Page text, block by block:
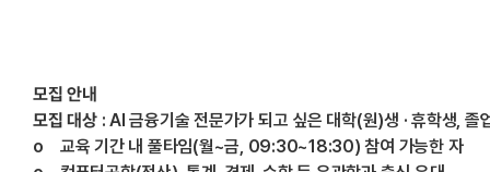
모집 안내
모집 대상: AI 금융기술 전문가가 되고 싶은 대학(원)생 · 휴학생, 졸
o 교육 기간 내 풀타임(월~금, 09:30~18:30) 참여 가능한 자